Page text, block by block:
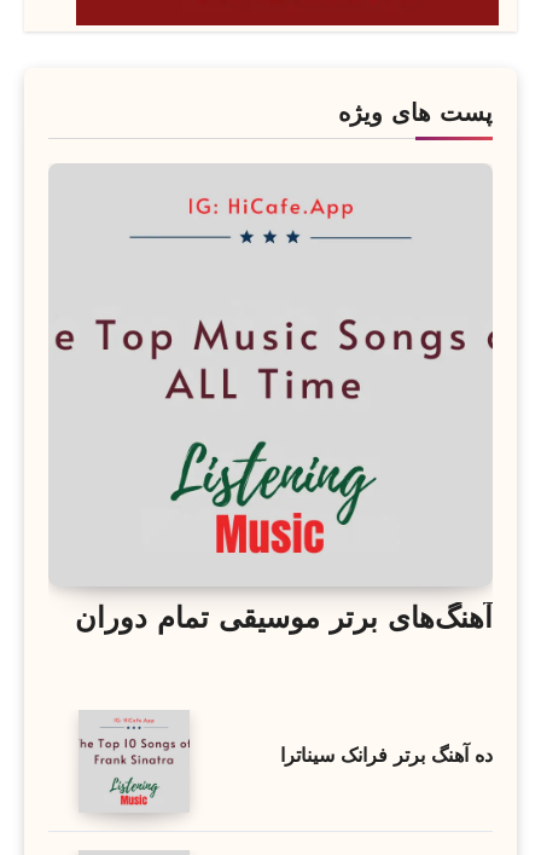
پست های ویژه
آهنگ‌های برتر موسیقی تمام دوران
ده آهنگ برتر فرانک سیناترا